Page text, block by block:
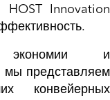
HOST Innovation
экономии и
мы представляем
конвейерных